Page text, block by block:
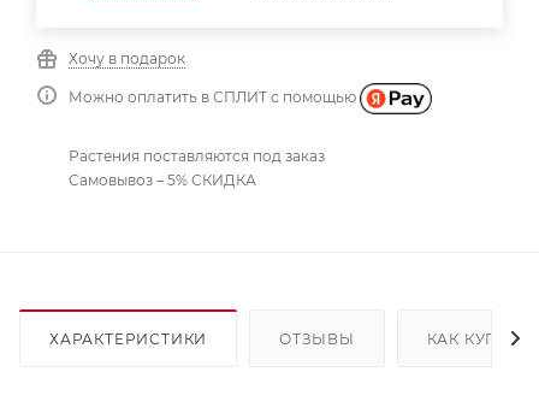
Хочу в подарок
Можно оплатить в СПЛИТ с помощью
Растения поставляются под заказ
Самовывоз – 5% СКИДКА
ХАРАКТЕРИСТИКИ ОТЗЫВЫ КАК КУПИТЬ